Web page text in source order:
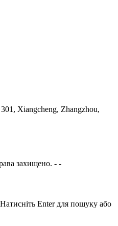
Xiangcheng, Zhangzhou,
захищено. - -
Натисніть Enter для пошуку або